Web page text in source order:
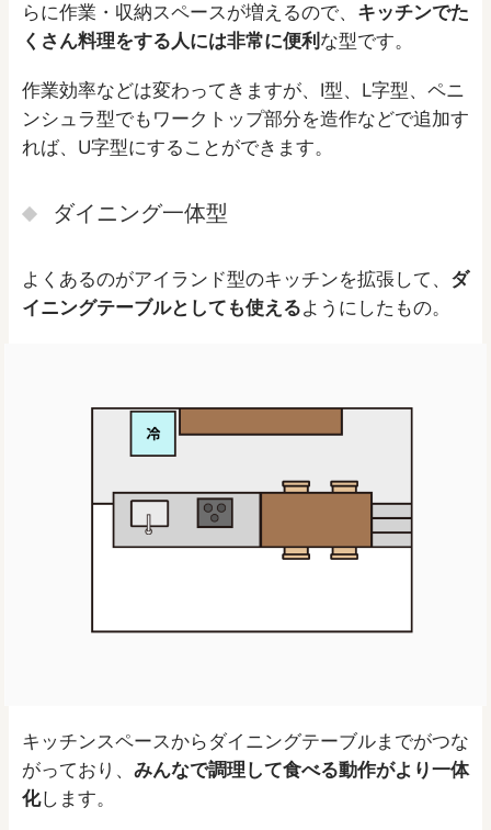
らに作業・収納スペースが増えるので、 キッチンでた
くさん料理をする人には非常に便利 な型です。
作業効率などは変わってきますが、I型、L字型、ペニ
ンシュラ型でもワークトップ部分を造作などで追加す
れば、U字型にすることができます。
ダイニング一体型
よくあるのがアイランド型のキッチンを拡張して、 ダ
イニングテーブルとしても使えるようにしたもの。
キッチンスペースからダイニングテーブルまでがつな
がっており、 みんなで調理して食べる動作がより一体
化します。